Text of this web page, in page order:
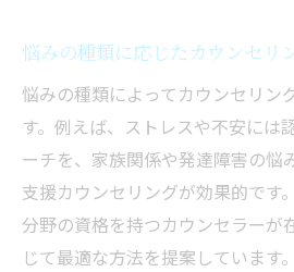
悩みの種類に応じたカウンセリ
悩みの種類によってカウンセリン
す。例えば、ストレスや不安には
ーチを、家族関係や発達障害の悩
支援カウンセリングが効果的です
分野の資格を持つカウンセラーが
じて最適な方法を提案しています